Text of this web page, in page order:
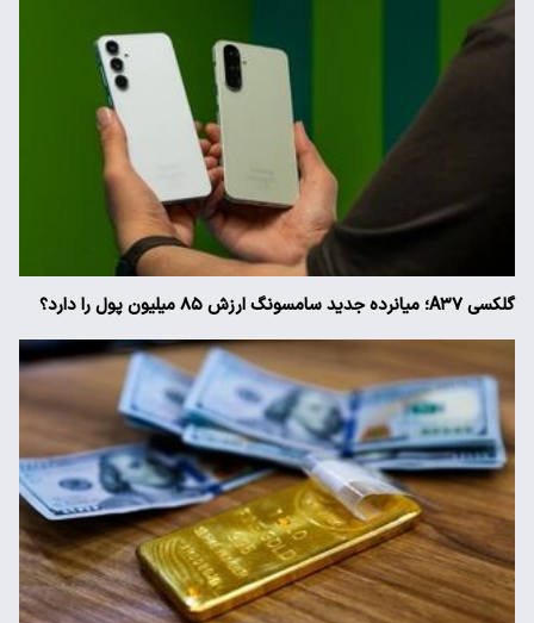
گلکسی A۳۷؛ میانرده جدید سامسونگ ارزش ۸۵ میلیون پول را دارد؟